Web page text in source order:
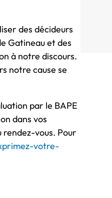
des décideurs
Gatineau et des
à notre discours.
notre cause se
par le BAPE
dans vos
rendez-vous. Pour
votre-